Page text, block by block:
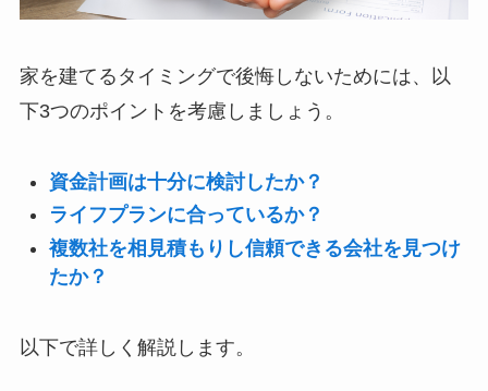
家を建てるタイミングで後悔しないためには、以
下3つのポイントを考慮しましょう。
資金計画は十分に検討したか？
ライフプランに合っているか？
複数社を相見積もりし信頼できる会社を見つけ
たか？
以下で詳しく解説します。